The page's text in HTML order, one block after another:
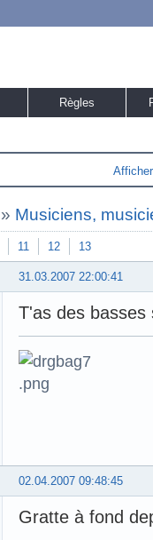
Règles
» Musiciens,
11 12 13
31.03.2007 22:00:41
T'as des basses
02.04.2007 09:48:45
Gratte à fond